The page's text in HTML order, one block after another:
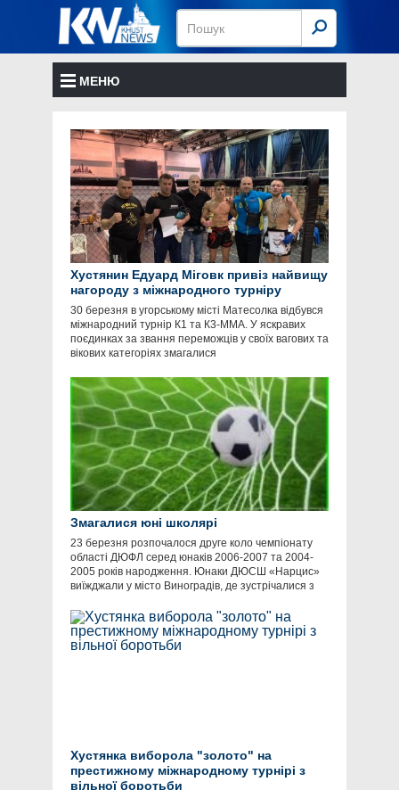
МЕНЮ
Хустянин Едуард Міговк привіз найвищу
нагороду з міжнародного турніру
30 березня в угорському місті Матесолка відбувся
міжнародний турнір К1 та К3-ММА. У яскравих
поєдинках за звання переможців у своїх вагових та
вікових категоріях змагалися
Змагалися юні школярі
23 березня розпочалося друге коло чемпіонату
області ДЮФЛ серед юнаків 2006-2007 та 2004-
2005 років народження. Юнаки ДЮСШ «Нарцис»
виїжджали у місто Виноградів, де зустрічалися з
Хустянка виборола "золото" на
престижному міжнародному турнірі з
вільної боротьби